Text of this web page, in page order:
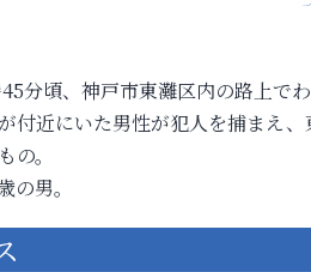
分頃、神戸市東灘区内の路上で
付近にいた男性が犯人を捕まえ、
。
の男。